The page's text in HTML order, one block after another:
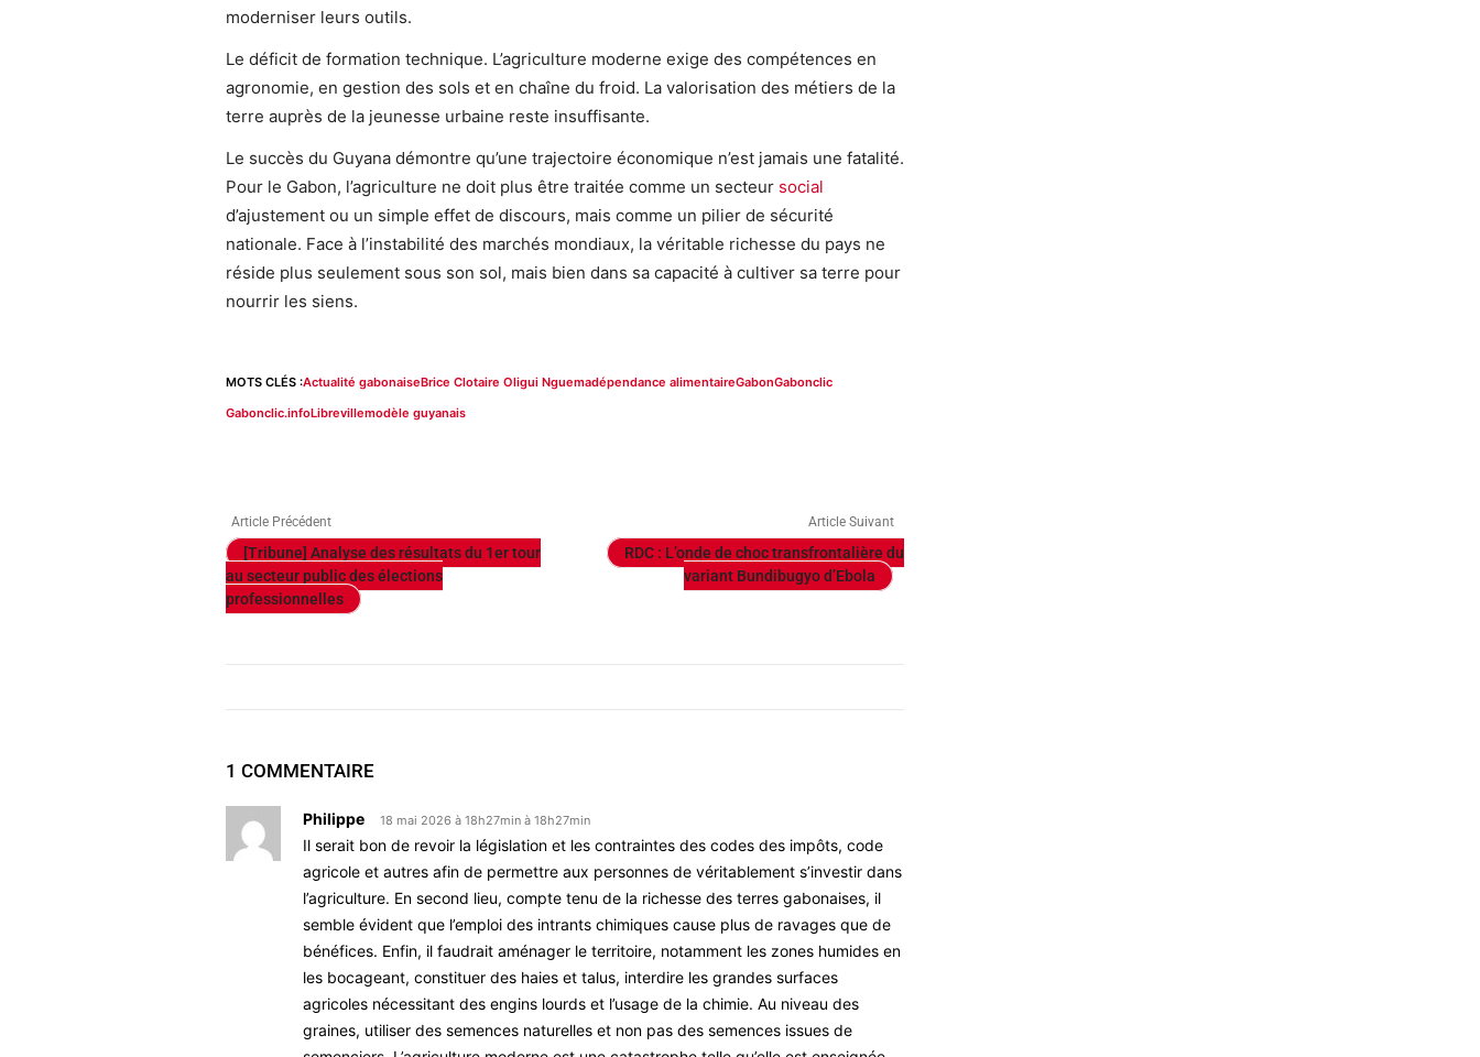
moderniser leurs outils.
Le déficit de formation technique. L’agriculture moderne exige des compétences en
agronomie, en gestion des sols et en chaîne du froid. La valorisation des métiers de la
terre auprès de la jeunesse urbaine reste insuffisante.
Le succès du Guyana démontre qu’une trajectoire économique n’est jamais une fatalité.
Pour le Gabon, l’agriculture ne doit plus être traitée comme un secteur social
d’ajustement ou un simple effet de discours, mais comme un pilier de sécurité
nationale. Face à l’instabilité des marchés mondiaux, la véritable richesse du pays ne
réside plus seulement sous son sol, mais bien dans sa capacité à cultiver sa terre pour
nourrir les siens.
MOTS CLÉS :Actualité gabonaiseBrice Clotaire Oligui Nguemadépendance alimentaireGabonGabonclic
Gabonclic.infoLibrevillemodèle guyanais
Article Précédent
[Tribune] Analyse des résultats du 1er tour
au secteur public des élections
professionnelles
Article Suivant
RDC : L’onde de choc transfrontalière du
variant Bundibugyo d’Ebola
1 COMMENTAIRE
Philippe 18 mai 2026 à 18h27min à 18h27min
Il serait bon de revoir la législation et les contraintes des codes des impôts, code
agricole et autres afin de permettre aux personnes de véritablement s’investir dans
l’agriculture. En second lieu, compte tenu de la richesse des terres gabonaises, il
semble évident que l’emploi des intrants chimiques cause plus de ravages que de
bénéfices. Enfin, il faudrait aménager le territoire, notamment les zones humides en
les bocageant, constituer des haies et talus, interdire les grandes surfaces
agricoles nécessitant des engins lourds et l’usage de la chimie. Au niveau des
graines, utiliser des semences naturelles et non pas des semences issues de